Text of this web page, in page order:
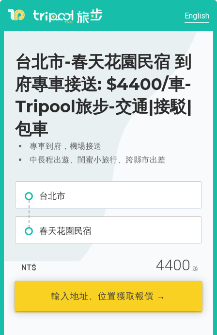
English
台北市-春天花園民宿 到
府專車接送: $4400/車-
Tripool旅步-交通|接駁|
包車
專車到府，機場接送
中長程出遊、閨蜜小旅行、跨縣市出差
台北市
春天花園民宿
NT$ 4400 起
輸入地址、位置獲取報價 →